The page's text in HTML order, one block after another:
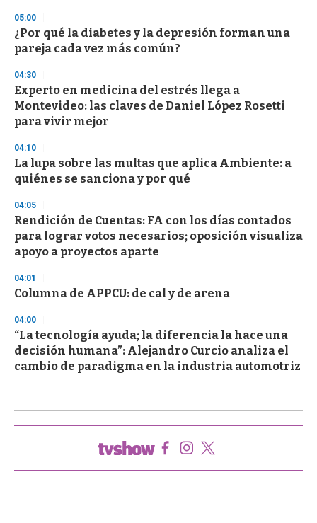
d
05:00
¿Por qué la diabetes y la depresión forman una
pareja cada vez más común?
04:30
Experto en medicina del estrés llega a
Montevideo: las claves de Daniel López Rosetti
para vivir mejor
04:10
La lupa sobre las multas que aplica Ambiente: a
quiénes se sanciona y por qué
04:05
Rendición de Cuentas: FA con los días contados
para lograr votos necesarios; oposición visualiza
apoyo a proyectos aparte
04:01
Columna de APPCU: de cal y de arena
04:00
“La tecnología ayuda; la diferencia la hace una
decisión humana”: Alejandro Curcio analiza el
cambio de paradigma en la industria automotriz